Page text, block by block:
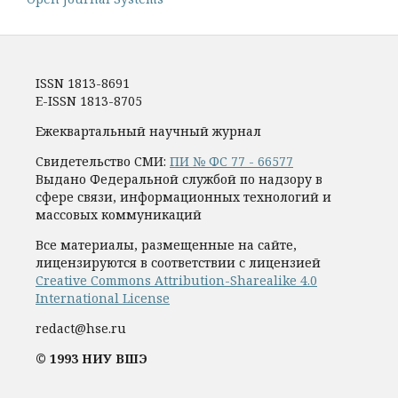
ISSN 1813-8691
E-ISSN 1813-8705
Ежеквартальный научный журнал
Свидетельство СМИ: ПИ № ФС 77 - 66577
Выдано Федеральной службой по надзору в
сфере связи, информационных технологий и
массовых коммуникаций
Все материалы, размещенные на сайте,
лицензируются в соответствии с лицензией
Creative Commons Attribution-Sharealike 4.0
International License
redact@hse.ru
© 1993 НИУ ВШЭ